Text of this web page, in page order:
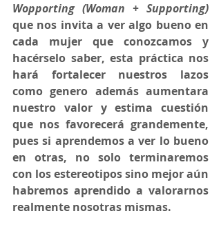
Wopporting (Woman + Supporting)
que nos invita a ver algo bueno en
cada mujer que conozcamos y
hacérselo saber, esta práctica nos
hará fortalecer nuestros lazos
como genero además aumentara
nuestro valor y estima cuestión
que nos favorecerá grandemente,
pues si aprendemos a ver lo bueno
en otras, no solo terminaremos
con los estereotipos sino mejor aún
habremos aprendido a valorarnos
realmente nosotras mismas.